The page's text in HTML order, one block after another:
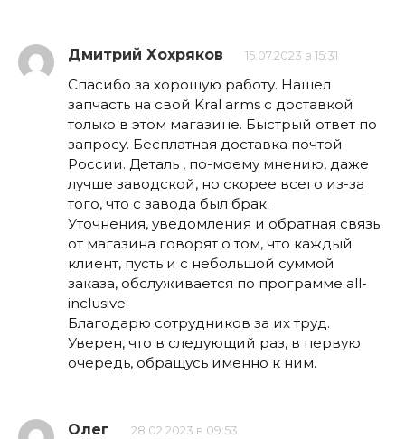
Дмитрий Хохряков 15.07.2023 в 15:31
Спасибо за хорошую работу. Нашел
запчасть на свой Kral arms с доставкой
только в этом магазине. Быстрый ответ по
запросу. Бесплатная доставка почтой
России. Деталь , по-моему мнению, даже
лучше заводской, но скорее всего из-за
того, что с завода был брак.
Уточнения, уведомления и обратная связь
от магазина говорят о том, что каждый
клиент, пусть и с небольшой суммой
заказа, обслуживается по программе all-
inclusive.
Благодарю сотрудников за их труд.
Уверен, что в следующий раз, в первую
очередь, обращусь именно к ним.
Олег 28.02.2023 в 09:53